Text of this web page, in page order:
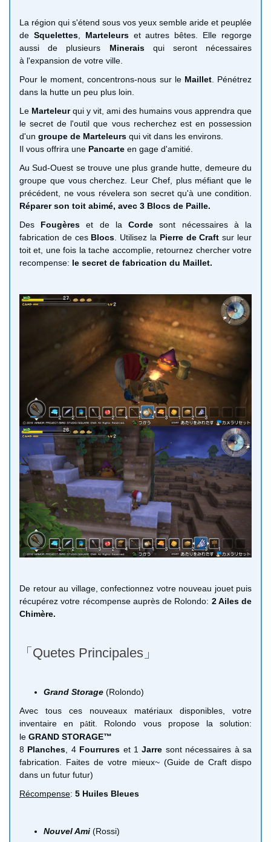
La région qui s'étend sous vos yeux semble aride et peuplée
de Squelettes, Marteleurset autres bêtes. Elle regorge
aussi de plusieurs Mineraisqui seront nécessaires
à l'expansion de votre ville.
Pour le moment, concentrons-nous sur le Maillet. Pénétrez
dans la hutte un peu plus loin.
Le Marteleurqui y vit, ami des humains vous apprendra que
le secret de l'outil que vous recherchez est en possession
d'un groupe de Marteleurs qui vit dans les environs.
Il vous offrira une Pancarte en gage d'amitié.
Au Sud-Ouest se trouve une plus grande hutte, demeure du
groupe que vous cherchez. Leur Chef, plus méfiant que le
précédent, ne vous révelera son secret qu'à une condition.
Réparer son toit abimé, avec 3 Blocs de Paille.
Des Fougères et de laCorde sont nécessaires à la
fabrication de ces Blocs . Utilisez la Pierre de Craft sur leur
toit et, une fois la tache accomplie, retournez chercher votre
recompense: le secret de fabrication du Maillet.
De retour au village, confectionnez votre nouveau jouet puis
récupérez votre récompense auprès de Rolondo: 2 Ailes de
Chimère.
「Quetes Principales」
Grand Storage (Rolondo)
Avec tous ces nouveaux matériaux disponibles, votre
inventaire en pâtit. Rolondo vous propose la solution:
le GRAND STORAGE™
8 Planches, 4 Fourrures et 1Jarre sont nécessaires à sa
fabrication. Faites de votre mieux~ (Guide de Craft dispo
dans un futur futur)
Récompense: 5 Huiles Bleues
Nouvel Ami (Rossi)